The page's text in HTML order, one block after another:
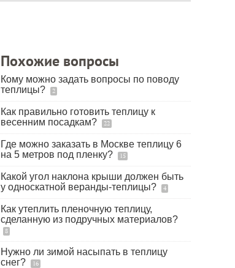
Похожие вопросы
Кому можно задать вопросы по поводу
теплицы?
2
Как правильно готовить теплицу к
весенним посадкам?
22
Где можно заказать в Москве теплицу 6
на 5 метров под пленку?
15
Какой угол наклона крыши должен быть
у односкатной веранды-теплицы?
4
Как утеплить пленочную теплицу,
сделанную из подручных материалов?
8
Нужно ли зимой насыпать в теплицу
снег?
16